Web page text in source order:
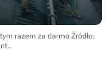
razem za darmo Źródło:
.